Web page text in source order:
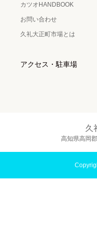
カツオHANDBOOK
お問い合わせ
久礼大正町市場とは
アクセス・駐車場
久
高知県高岡